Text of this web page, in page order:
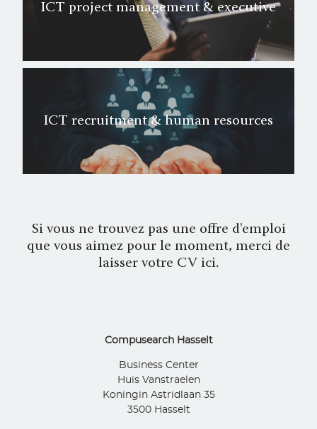
ICT project management & executive
ICT recruitment & human resources
Si vous ne trouvez pas une offre d'emploi
que vous aimez pour le moment, merci de
laisser votre CV ici.
Compusearch Hasselt
Business Center
Huis Vanstraelen
Koningin Astridlaan 35
3500 Hasselt